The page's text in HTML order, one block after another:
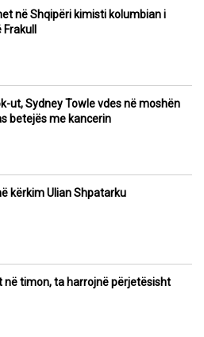
në Shqipëri kimisti kolumbian i
ut, Sydney Towle vdes në moshën
betejës me kancerin
kërkim Ulian Shpatarku
në timon, ta harrojnë përjetësisht